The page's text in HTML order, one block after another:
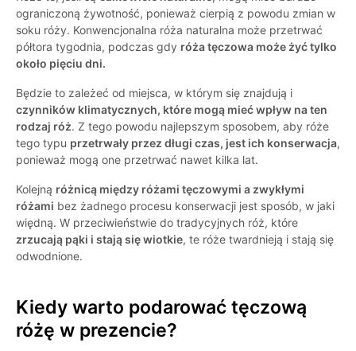
ograniczoną żywotność, ponieważ cierpią z powodu zmian w
soku róży. Konwencjonalna róża naturalna może przetrwać
półtora tygodnia, podczas gdy róża tęczowa może żyć tylko
około pięciu dni.
Będzie to zależeć od miejsca, w którym się znajdują i
czynników klimatycznych, które mogą mieć wpływ na ten
rodzaj róż. Z tego powodu najlepszym sposobem, aby róże
tego typu przetrwały przez długi czas, jest ich konserwacja,
ponieważ mogą one przetrwać nawet kilka lat.
Kolejną różnicą między różami tęczowymi a zwykłymi
różami bez żadnego procesu konserwacji jest sposób, w jaki
więdną. W przeciwieństwie do tradycyjnych róż, które
zrzucają pąki i stają się wiotkie, te róże twardnieją i stają się
odwodnione.
Kiedy warto podarować tęczową
różę w prezencie?